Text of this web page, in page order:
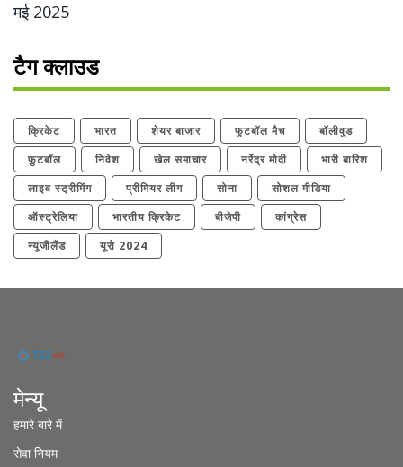
मई 2025
टैग क्लाउड
क्रिकेट भारत शेयर बाजार फुटबॉल मैच
बॉलीवुड
फुटबॉल
निवेश खेल समाचार नरेंद्र मोदी
भारी बारिश
लाइव स्ट्रीमिंग
प्रीमियर लीग सोना
सोशल मीडिया
ऑस्ट्रेलिया
भारतीय क्रिकेट बीजेपी
कांग्रेस
न्यूजीलैंड
यूरो 2024
मेन्यू
हमारे बारे में
सेवा नियम